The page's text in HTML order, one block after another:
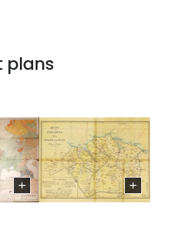
plans